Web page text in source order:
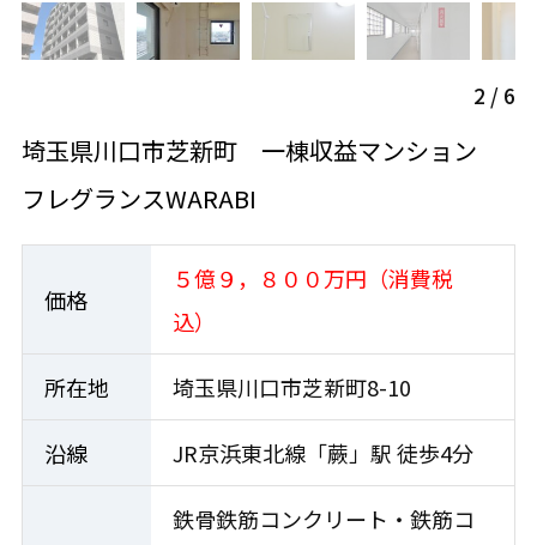
2 / 6
埼玉県川口市芝新町 一棟収益マンション
フレグランスWARABI
価格
５億９，８００万円（消費税
込）
所在地 埼玉県川口市芝新町8-10
沿線 JR京浜東北線「蕨」駅 徒歩4分
鉄骨鉄筋コンクリート・鉄筋コ